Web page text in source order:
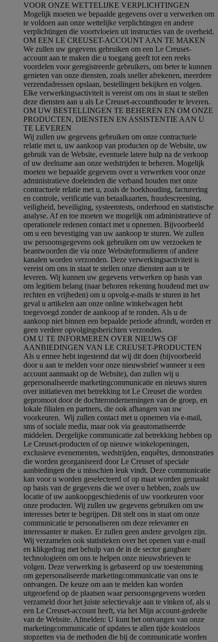
VOOR ONZE WETTELIJKE VERPLICHTINGEN
Mogelijk moeten we bepaalde gegevens over u verwerken om
te voldoen aan onze wettelijke verplichtingen en andere
verplichtingen die voortvloeien uit instructies van de overheid.
OM EEN LE CREUSET-ACCOUNT AAN TE MAKEN
We zullen uw gegevens gebruiken om een Le Creuset-
account aan te maken die u toegang geeft tot een reeks
voordelen voor geregistreerde gebruikers, om beter te kunnen
genieten van onze diensten, zoals sneller afrekenen, meerdere
verzendadressen opslaan, bestellingen bekijken en volgen.
Elke verwerkingsactiviteit is vereist om ons in staat te stellen
deze diensten aan u als Le Creuset-accounthouder te leveren.
OM UW BESTELLINGEN TE BEHEREN EN OM ONZE
PRODUCTEN, DIENSTEN EN ASSISTENTIE AAN U
TE LEVEREN
Wij zullen uw gegevens gebruiken om onze contractuele
relatie met u, uw aankoop van producten op de Website, uw
gebruik van de Website, eventuele latere hulp na de verkoop
of uw deelname aan onze wedstrijden te beheren. Mogelijk
moeten we bepaalde gegevens over u verwerken voor onze
administratieve doeleinden die verband houden met onze
contractuele relatie met u, zoals de boekhouding, facturering
en controle, verificatie van betaalkaarten, fraudescreening,
veiligheid, beveiliging, systeemtests, onderhoud en statistische
analyse. Af en toe moeten we mogelijk om administratieve of
operationele redenen contact met u opnemen. Bijvoorbeeld
om u een bevestiging van uw aankoop te sturen. We zullen
uw persoonsgegevens ook gebruiken om uw verzoeken te
beantwoorden die via onze Websiteformulieren of andere
kanalen worden verzonden. Deze verwerkingsactiviteit is
vereist om ons in staat te stellen onze diensten aan u te
leveren. Wij kunnen uw gegevens verwerken op basis van
ons legitiem belang (naar behoren rekening houdend met uw
rechten en vrijheden) om u opvolg-e-mails te sturen in het
geval u artikelen aan onze online winkelwagen hebt
toegevoegd zonder de aankoop af te ronden. Als u de
aankoop niet binnen een bepaalde periode afrondt, worden er
geen verdere opvolgingsberichten verzonden.
OM U TE INFORMEREN OVER NIEUWS OF
AANBIEDINGEN VAN LE CREUSET-PRODUCTEN
Als u ermee hebt ingestemd dat wij dit doen (bijvoorbeeld
door u aan te melden voor onze nieuwsbrief wanneer u een
account aanmaakt op de Website), dan zullen wij u
gepersonaliseerde marketingcommunicatie en nieuws sturen
over initiatieven met betrekking tot Le Creuset die worden
gepromoot door de dochterondernemingen van de groep, en
lokale filialen en partners, die ook afhangen van uw
voorkeuren. Wij zullen contact met u opnemen via e-mail,
sms of sociale media, maar ook via geautomatiseerde
middelen. Dergelijke communicatie zal betrekking hebben op
Le Creuset-producten of op nieuwe winkelopeningen,
exclusieve evenementen, wedstrijden, enquêtes, demonstraties
die worden georganiseerd door Le Creuset of speciale
aanbiedingen die u misschien leuk vindt. Deze communicatie
kan voor u worden geselecteerd of op maat worden gemaakt
op basis van de gegevens die we over u hebben, zoals uw
locatie of uw aankoopgeschiedenis of uw voorkeuren voor
onze producten. Wij zullen uw gegevens gebruiken om uw
interesses beter te begrijpen. Dit stelt ons in staat om onze
communicatie te personaliseren om deze relevanter en
interessanter te maken. Er zullen geen andere gevolgen zijn.
Wij verzamelen ook statistieken over het openen van e-mail
en klikgedrag met behulp van de in de sector gangbare
technologieën om ons te helpen onze nieuwsbrieven te
volgen. Deze verwerking is gebaseerd op uw toestemming
om gepersonaliseerde marketingcommunicatie van ons te
ontvangen. De keuze om aan te melden kan worden
uitgeoefend op de plaatsen waar persoonsgegevens worden
verzameld door het juiste selectievakje aan te vinken of, als u
een Le Creuset-account heeft, via het Mijn account-gedeelte
van de Website. Afmelden: U kunt het ontvangen van onze
marketingcommunicatie of updates te allen tijde kosteloos
stopzetten via de methoden die bij de communicatie worden